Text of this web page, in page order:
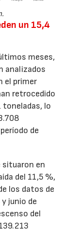
un 15,4
meses,
analizados
el primer
retrocedido
toneladas, lo
de
situaron en
del 11,5 %,
los datos de
junio de
del